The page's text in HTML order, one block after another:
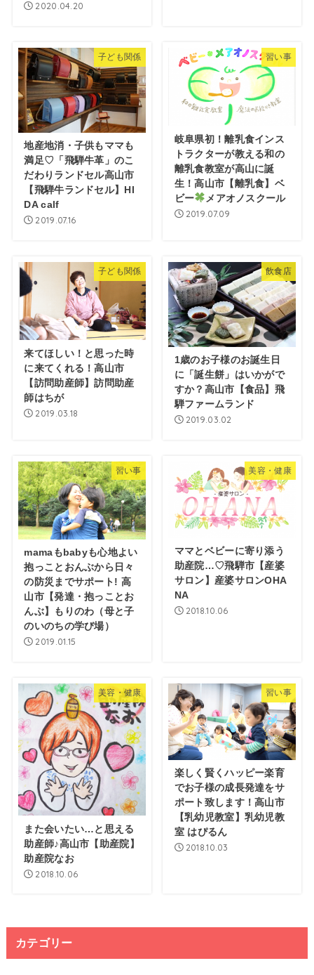
2020.04.20
子ども関係
地産地消・子供もママも
満足♡「飛騨牛革」のこ
だわりランドセル高山市
【飛騨牛ランドセル】HI
DA calf
2019.07.16
習い事
岐阜県初！離乳食インス
トラクターが教える和の
離乳食教室が高山に誕
生！高山市【離乳食】ベ
ビー
メアオノスクール
2019.07.09
子ども関係
来てほしい！と思った時
に来てくれる！高山市
【訪問助産師】訪問助産
師はちが
2019.03.18
飲食店
1歳のお子様のお誕生日
に「誕生餅」はいかがで
すか？高山市【食品】飛
騨ファームランド
2019.03.02
習い事
mamaもbabyも心地よい
抱っことおんぶから日々
の防災までサポート! 高
山市【発達・抱っことお
んぶ】もりのわ（母と子
のいのちの学び場）
2019.01.15
美容・健康
ママとベビーに寄り添う
助産院…♡飛騨市【産婆
サロン】産婆サロンOHA
NA
2018.10.06
美容・健康
また会いたい…と思える
助産師♪高山市【助産院】
助産院なお
2018.10.06
習い事
楽しく賢くハッピー楽育
でお子様の成長発達をサ
ポート致します！高山市
【乳幼児教室】乳幼児教
室 はぴるん
2018.10.03
カテゴリー